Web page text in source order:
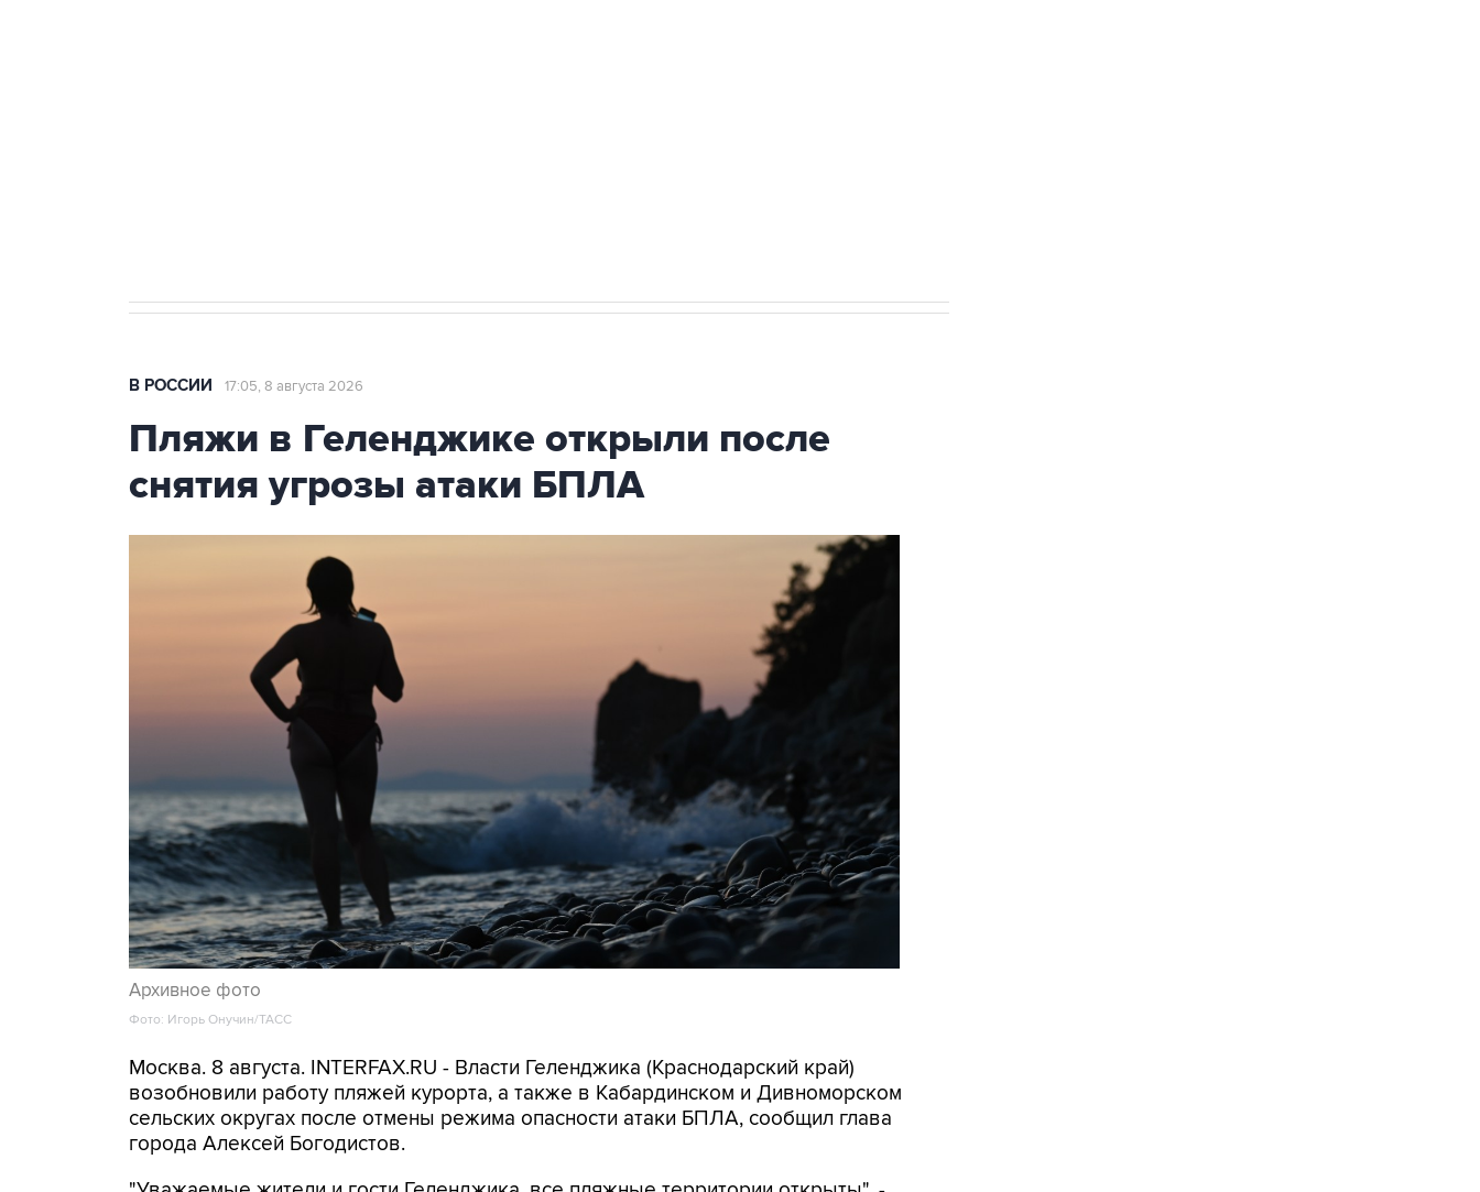
В РОССИИ 17:05, 8 августа 2026
Пляжи в Геленджике открыли после
снятия угрозы атаки БПЛА
Архивное фото
Фото: Игорь Онучин/ТАСС
Москва. 8 августа. INTERFAX.RU - Власти Геленджика (Краснодарский край)
возобновили работу пляжей курорта, а также в Кабардинском и Дивноморском
сельских округах после отмены режима опасности атаки БПЛА, сообщил глава
города Алексей Богодистов.